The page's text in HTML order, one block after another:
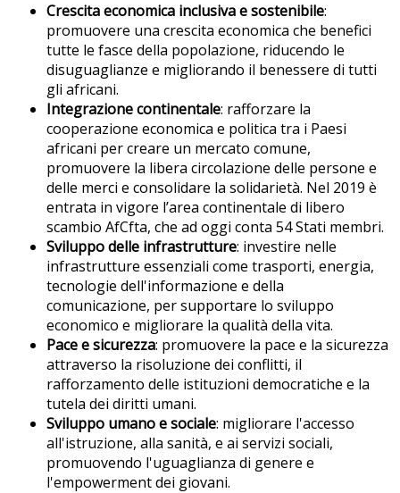
Crescita economica inclusiva e sostenibile:
promuovere una crescita economica che benefici
tutte le fasce della popolazione, riducendo le
disuguaglianze e migliorando il benessere di tutti
gli africani.
Integrazione continentale: rafforzare la
cooperazione economica e politica tra i Paesi
africani per creare un mercato comune,
promuovere la libera circolazione delle persone e
delle merci e consolidare la solidarietà. Nel 2019 è
entrata in vigore l’area continentale di libero
scambio AfCfta, che ad oggi conta 54 Stati membri.
Sviluppo delle infrastrutture: investire nelle
infrastrutture essenziali come trasporti, energia,
tecnologie dell'informazione e della
comunicazione, per supportare lo sviluppo
economico e migliorare la qualità della vita.
Pace e sicurezza: promuovere la pace e la sicurezza
attraverso la risoluzione dei conflitti, il
rafforzamento delle istituzioni democratiche e la
tutela dei diritti umani.
Sviluppo umano e sociale: migliorare l'accesso
all'istruzione, alla sanità, e ai servizi sociali,
promuovendo l'uguaglianza di genere e
l'empowerment dei giovani.